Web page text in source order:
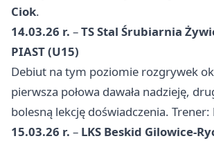
Ciok.
14.03.26 r. –TS Stal Śrubiarnia
PIAST (U15)
Debiut na tym poziomie rozgrywek
pierwsza połowa dawała nadzieję,
bolesną lekcję doświadczenia. Trener:
15.03.26 r. – LKS Beskid Gilowice-